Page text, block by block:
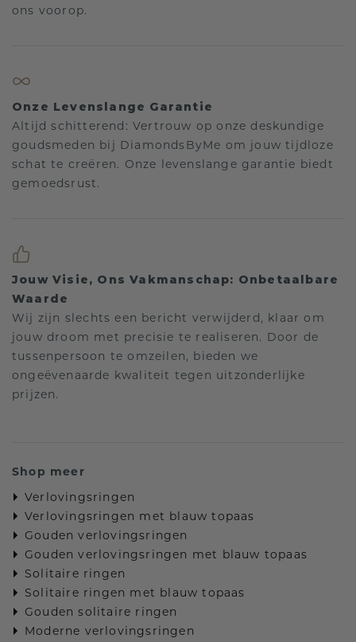
ons voorop.
Onze Levenslange Garantie
Altijd schitterend: Vertrouw op onze deskundige
goudsmeden bij DiamondsByMe om jouw tijdloze
schat te creëren. Onze levenslange garantie biedt
gemoedsrust.
Jouw Visie, Ons Vakmanschap: Onbetaalbare
Waarde
Wij zijn slechts een bericht verwijderd, klaar om
jouw droom met precisie te realiseren. Door de
tussenpersoon te omzeilen, bieden we
ongeëvenaarde kwaliteit tegen uitzonderlijke
prijzen.
Shop meer
Verlovingsringen
Verlovingsringen met blauw topaas
Gouden verlovingsringen
Gouden verlovingsringen met blauw topaas
Solitaire ringen
Solitaire ringen met blauw topaas
Gouden solitaire ringen
Moderne verlovingsringen